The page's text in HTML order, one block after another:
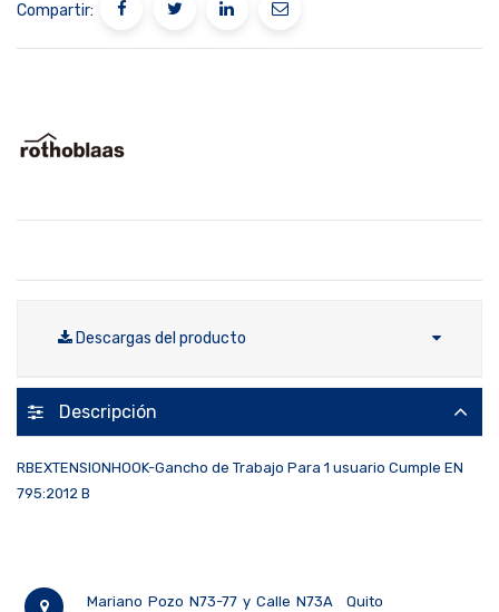
Compartir:
Descargas del producto
Descripción
RBEXTENSIONHOOK-Gancho de Trabajo Para 1 usuario Cumple EN
795:2012 B
Mariano Pozo N73-77 y Calle N73A
Quito